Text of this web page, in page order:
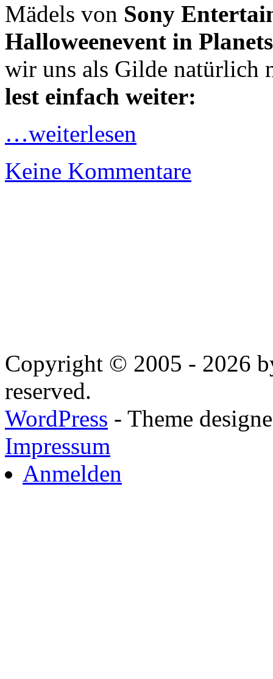
Mädels von Sony
Halloweenevent in
wir uns als Gilde natürlich
lest einfach weiter:
…weiterlesen
Keine Kommentare
Copyright © 2005 - 2026
reserved.
WordPress - Theme
Impressum
Anmelden